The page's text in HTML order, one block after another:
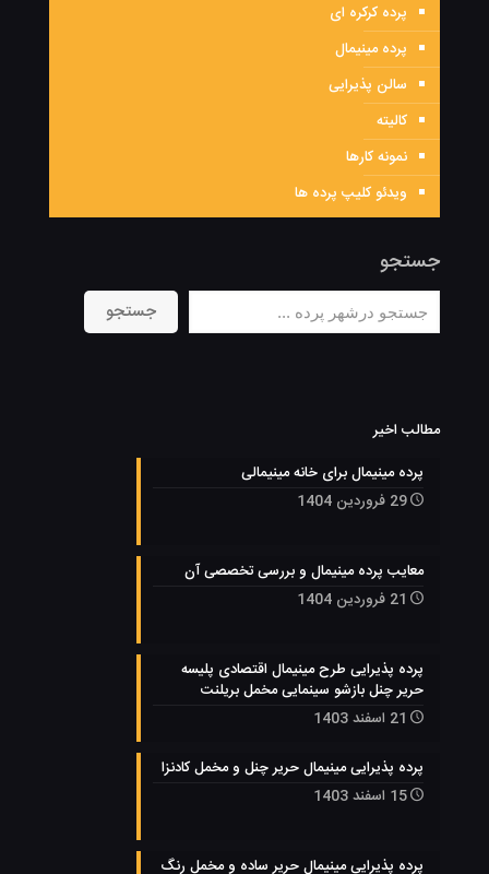
پرده کرکره ای
پرده مینیمال
سالن پذیرایی
کالیته
نمونه کارها
ویدئو کلیپ پرده ها
جستجو
جستجو
مطالب اخیر
پرده مینیمال برای خانه مینیمالی
29 فروردین 1404
معایب پرده مینیمال و بررسی تخصصی آن
21 فروردین 1404
پرده پذیرایی طرح مینیمال اقتصادی پلیسه
حریر چنل بازشو سینمایی مخمل بریلنت
21 اسفند 1403
پرده پذیرایی مینیمال حریر چنل و مخمل کادنزا
15 اسفند 1403
پرده پذیرایی مینیمال حریر ساده و مخمل رنگ